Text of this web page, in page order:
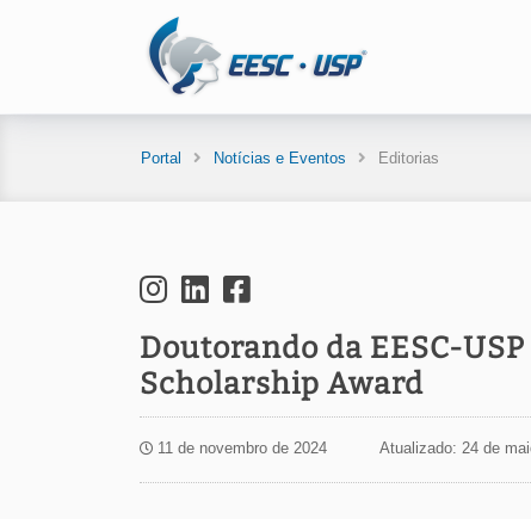
Portal Notícias e Eventos Editorias
Doutorando da EESC-
Scholarship Award
11 de novembro de 2024 Atualizado: 24 de